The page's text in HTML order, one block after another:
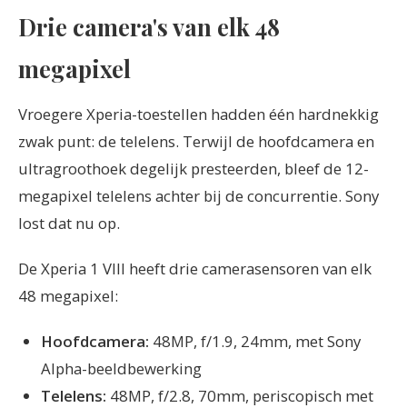
Drie camera's van elk 48
megapixel
Vroegere Xperia-toestellen hadden één hardnekkig
zwak punt: de telelens. Terwijl de hoofdcamera en
ultragroothoek degelijk presteerden, bleef de 12-
megapixel telelens achter bij de concurrentie. Sony
lost dat nu op.
De Xperia 1 VIII heeft drie camerasensoren van elk
48 megapixel:
Hoofdcamera: 48MP, f/1.9, 24mm, met Sony
Alpha-beeldbewerking
Telelens: 48MP, f/2.8, 70mm, periscopisch met